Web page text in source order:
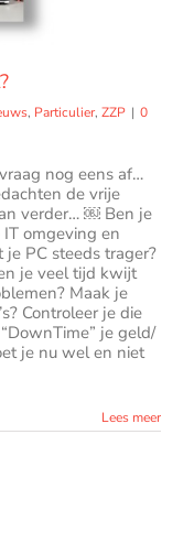
, Particulier, ZZP | 0
nog eens af…
de vrije
verder… ￼ Ben je
omgeving en
PC steeds trager?
je veel tijd kwijt
Maak je
Controleer je die
je geld/
je nu wel en niet
Lees meer